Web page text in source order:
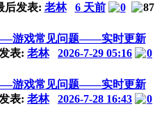
后发表: 老林 6 天前 0 87
游戏常见问题——实时更新
表: 老林 2026-7-29 05:16 0
游戏常见问题——实时更新
表: 老林 2026-7-28 16:43 0